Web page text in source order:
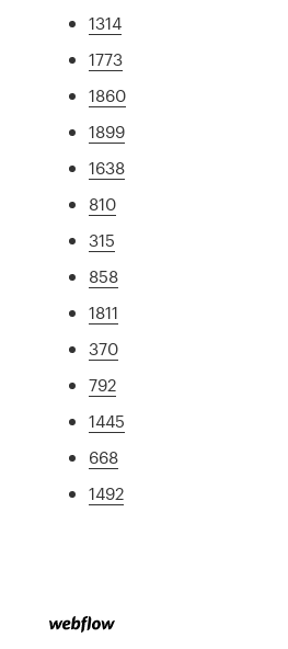
1314
1773
1860
1899
1638
810
315
858
1811
370
792
1445
668
1492